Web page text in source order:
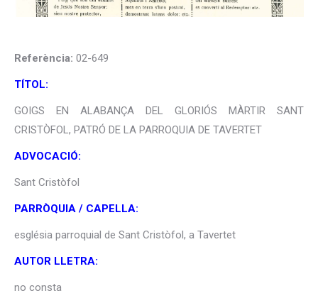
Referència: 02-649
TÍTOL:
GOIGS EN ALABANÇA DEL GLORIÓS MÀRTIR SANT
CRISTÒFOL, PATRÓ DE LA PARROQUIA DE TAVERTET
ADVOCACIÓ:
Sant Cristòfol
PARRÒQUIA / CAPELLA:
església parroquial de Sant Cristòfol, a Tavertet
AUTOR LLETRA:
no consta